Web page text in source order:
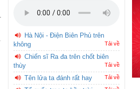
Hà Nội - Điện Biên Phủ trên
không
Tải về
Chiến sĩ Ra đa trên chốt biên
thùy
Tải về
Tên lửa ta đánh rất hay Tải về